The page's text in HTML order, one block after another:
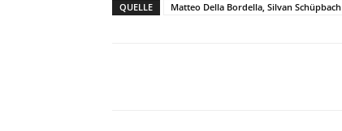
QUELLE Matteo Della Bordella, Silvan Schüpbach